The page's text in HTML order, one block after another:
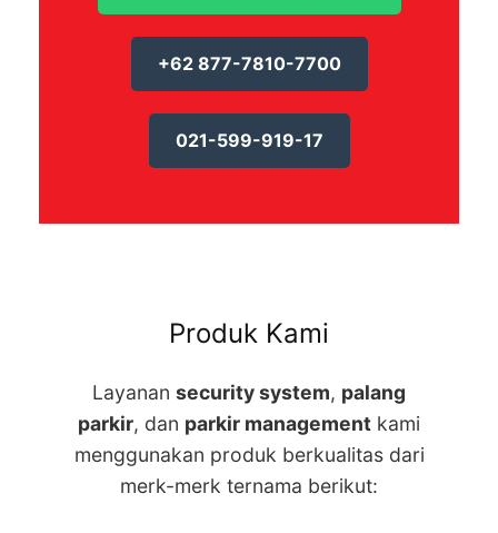
+62 877-7810-7700
021-599-919-17
Produk Kami
Layanan security system, palang
parkir, dan parkir management kami
menggunakan produk berkualitas dari
merk-merk ternama berikut: